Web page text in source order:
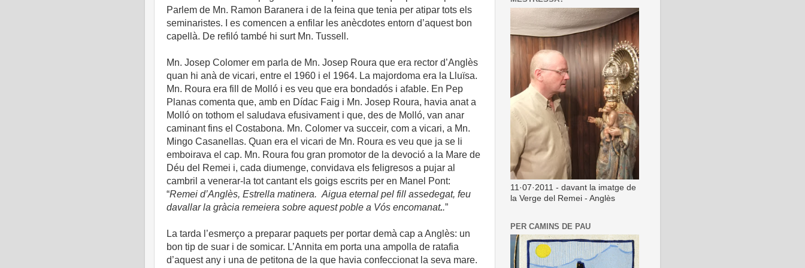
Parlem de Mn. Ramon Baranera i de la feina que tenia per atipar tots els
seminaristes. I es comencen a enfilar les anècdotes entorn d’aquest bon
capellà. De refiló també hi surt Mn. Tussell.
Mn. Josep Colomer em parla de Mn. Josep Roura que era rector d’Anglès
quan hi anà de vicari, entre el 1960 i el 1964. La majordoma era la Lluïsa.
Mn. Roura era fill de Molló i es veu que era bondadós i afable. En Pep
Planas comenta que, amb en Dídac Faig i Mn. Josep Roura, havia anat a
Molló on tothom el saludava efusivament i que, des de Molló, van anar
caminant fins el Costabona. Mn. Colomer va succeir, com a vicari, a Mn.
Mingo Casanellas. Quan era el vicari de Mn. Roura es veu que ja se li
emboirava el cap. Mn. Roura fou gran promotor de la devoció a la Mare de
Déu del Remei i, cada diumenge, convidava els feligresos a pujar al
cambril a venerar-la tot cantant els goigs escrits per en Manel Pont:
“Remei d’Anglès, Estrella matinera. Aigua eternal pel fill assedegat, feu
davallar la gràcia remeiera sobre aquest poble a Vós encomanat..”
La tarda l’esmerço a preparar paquets per portar demà cap a Anglès: un
bon tip de suar i de somicar. L’Annita em porta una ampolla de ratafia
d’aquest any i una de petitona de la que havia confeccionat la seva mare.
11·07·2011 - davant la imatge de
la Verge del Remei - Anglès
PER CAMINS DE PAU